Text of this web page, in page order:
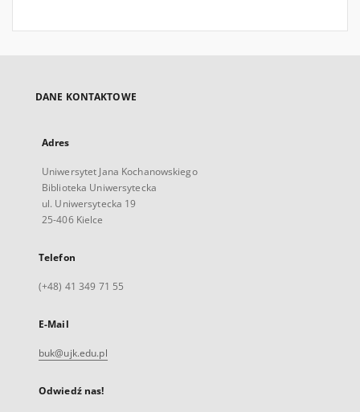
DANE KONTAKTOWE
Adres
Uniwersytet Jana Kochanowskiego
Biblioteka Uniwersytecka
ul. Uniwersytecka 19
25-406 Kielce
Telefon
(+48) 41 349 71 55
E-Mail
buk@ujk.edu.pl
Odwiedź nas!